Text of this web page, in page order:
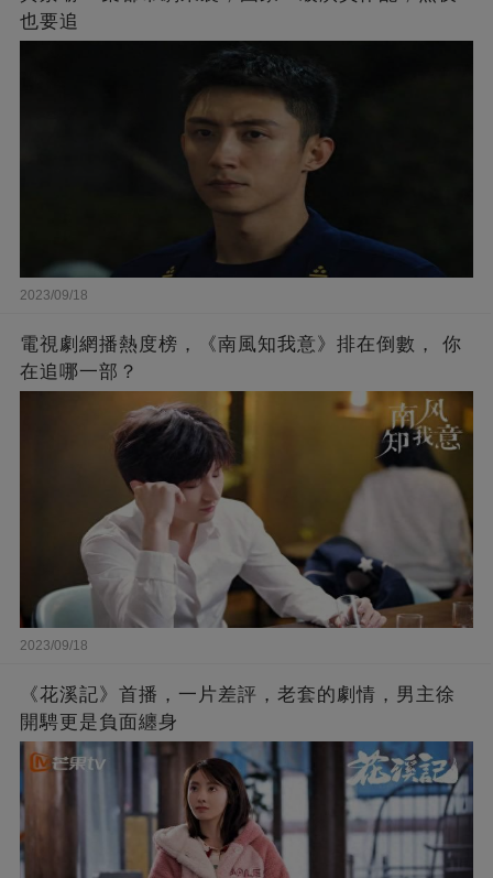
也要追
2023/09/18
電視劇網播熱度榜，《南風知我意》排在倒數， 你
在追哪一部？
2023/09/18
《花溪記》首播，一片差評，老套的劇情，男主徐
開騁更是負面纏身